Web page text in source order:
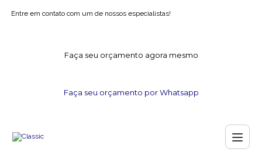
Entre em contato com um de nossos especialistas!
Faça seu orçamento agora mesmo
Faça seu orçamento por Whatsapp